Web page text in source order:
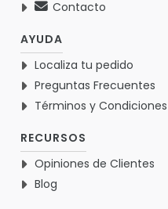
Contacto
AYUDA
Localiza tu pedido
Preguntas Frecuentes
Términos y
RECURSOS
Opiniones de Clientes
Blog